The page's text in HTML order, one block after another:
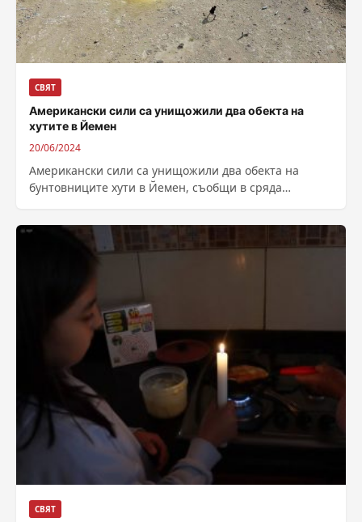
СВЯТ
Американски сили са унищожили два обекта на
хутите в Йемен
20/06/2024
Американски сили са унищожили два обекта на
бунтовниците хути в Йемен, съобщи в сряда
СВЯТ